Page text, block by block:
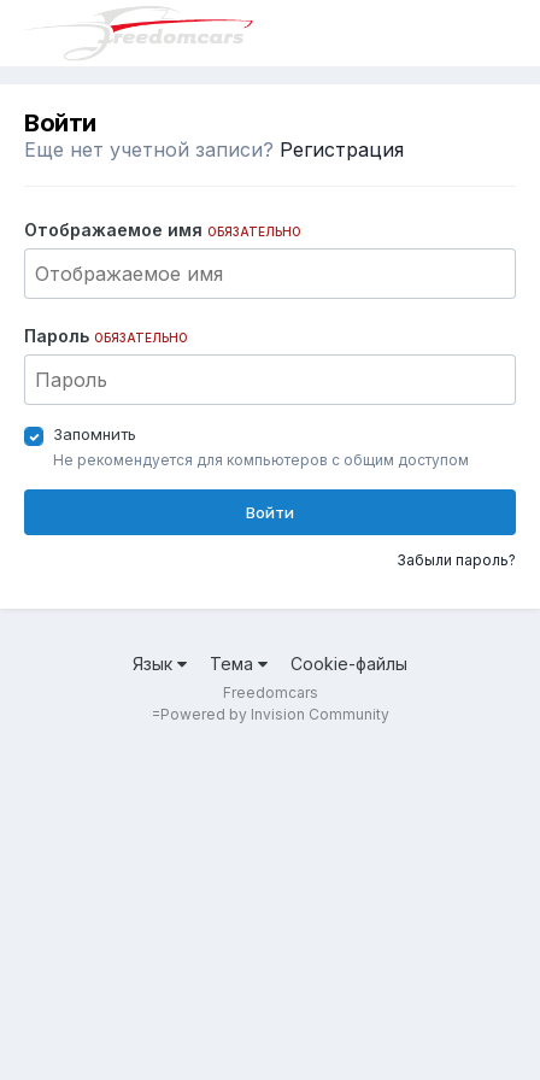
Войти
Еще нет учетной записи? Регистрация
Отображаемое имя ОБЯЗАТЕЛЬНО
Пароль ОБЯЗАТЕЛЬНО
Запомнить
Не рекомендуется для компьютеров с общим доступом
Войти
Забыли пароль?
Язык Тема Cookie-файлы
Freedomcars
=Powered by Invision Community